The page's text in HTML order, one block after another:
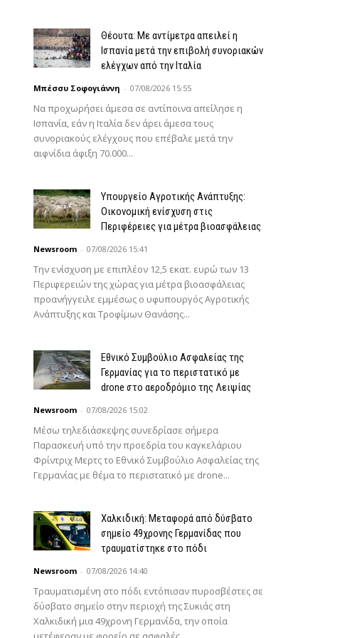
Θέουτα: Με αντίμετρα απειλεί η
Ισπανία μετά την επιβολή συνοριακών
ελέγχων από την Ιταλία
Μπέσσυ Σοφογιάννη - 07/08/2026 15:55
Να προχωρήσει άμεσα σε αντίποινα απείλησε η
Ισπανία, εάν η Ιταλία δεν άρει άμεσα τους
συνοριακούς ελέγχους που επέβαλε μετά την
αιφνίδια άφιξη 70.000...
Υπουργείο Αγροτικής Ανάπτυξης:
Οικονομική ενίσχυση στις
Περιφέρειες για μέτρα βιοασφάλειας
Newsroom - 07/08/2026 15:41
Την ενίσχυση με επιπλέον 12,5 εκατ. ευρώ των 13
Περιφερειών της χώρας για μέτρα βιοασφάλειας
προανήγγειλε εμμέσως ο υφυπουργός Αγροτικής
Ανάπτυξης και Τροφίμων Θανάσης...
Εθνικό Συμβούλιο Ασφαλείας της
Γερμανίας για το περιστατικό με
drone στο αεροδρόμιο της Λειψίας
Newsroom - 07/08/2026 15:02
Μέσω τηλεδιάσκεψης συνεδρίασε σήμερα
Παρασκευή υπό την προεδρία του καγκελάριου
Φρίντριχ Μερτς το Εθνικό Συμβούλιο Ασφαλείας της
Γερμανίας με θέμα το περιστατικό με drone...
Χαλκιδική: Μεταφορά από δύσβατο
σημείο 49χρονης Γερμανίδας που
τραυματίστηκε στο πόδι
Newsroom - 07/08/2026 14:40
Τραυματισμένη στο πόδι εντόπισαν πυροσβέστες σε
δύσβατο σημείο στην περιοχή της Συκιάς στη
Χαλκιδική μια 49χρονη Γερμανίδα, την οποία